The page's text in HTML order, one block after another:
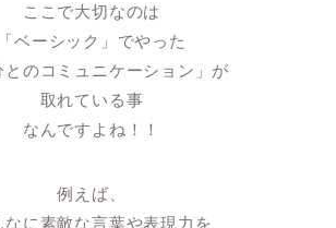
ここで大切なのは
「ベーシック」でやった
とのコミュニケーション」が
取れている事
なんですよね！！
例えば、
なに素敵な言葉や表現力を